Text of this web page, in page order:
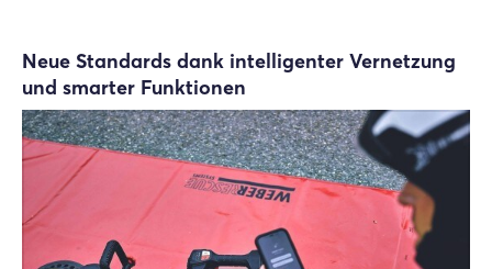
Neue Standards dank intelligenter Vernetzung
und smarter Funktionen